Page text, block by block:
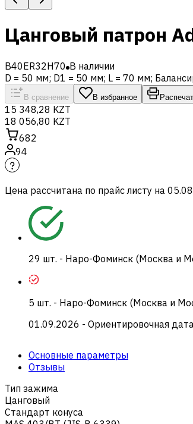
Цанговый патрон
B40ER32H70 В наличии
D = 50 мм; D1 = 50 мм; L = 70 мм;
В сравнение В избранное
15 348,28 KZT
18 056,80 KZT
682
94
Цена рассчитана по прайс листу на
29 шт. - Наро-Фоминск (Москва и
5 шт. - Наро-Фоминск (Москва и
01.09.2026 - Ориентировочная
Основные параметры
Отзывы
Тип зажима
Цанговый
Стандарт конуса